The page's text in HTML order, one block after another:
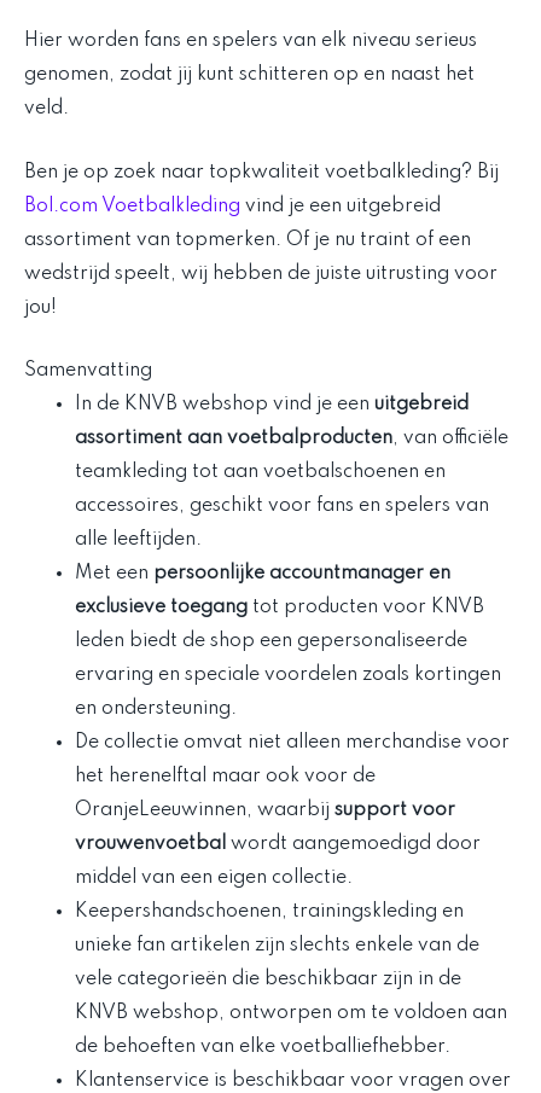
Hier worden fans en spelers van elk niveau serieus
genomen, zodat jij kunt schitteren op en naast het
veld.
Ben je op zoek naar topkwaliteit voetbalkleding? Bij
Bol.com Voetbalkleding vind je een uitgebreid
assortiment van topmerken. Of je nu traint of een
wedstrijd speelt, wij hebben de juiste uitrusting voor
jou!
Samenvatting
In de KNVB webshop vind je een uitgebreid
assortiment aan voetbalproducten, van officiële
teamkleding tot aan voetbalschoenen en
accessoires, geschikt voor fans en spelers van
alle leeftijden.
Met een persoonlijke accountmanager en
exclusieve toegang tot producten voor KNVB
leden biedt de shop een gepersonaliseerde
ervaring en speciale voordelen zoals kortingen
en ondersteuning.
De collectie omvat niet alleen merchandise voor
het herenelftal maar ook voor de
OranjeLeeuwinnen, waarbij support voor
vrouwenvoetbal wordt aangemoedigd door
middel van een eigen collectie.
Keepershandschoenen, trainingskleding en
unieke fan artikelen zijn slechts enkele van de
vele categorieën die beschikbaar zijn in de
KNVB webshop, ontworpen om te voldoen aan
de behoeften van elke voetballiefhebber.
Klantenservice is beschikbaar voor vragen over